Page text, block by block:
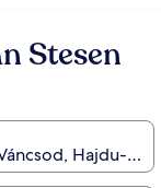
Stesen